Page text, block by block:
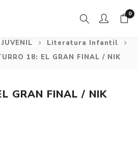
0
Literatura Infantil
18: EL GRAN FINAL / NIK
GRAN FINAL / NIK